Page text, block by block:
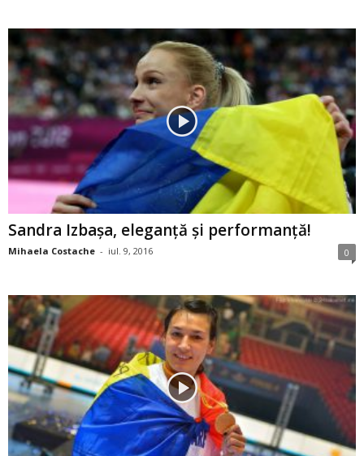
Sandra Izbaşa, eleganţă şi performanţă!
Mihaela Costache - iul. 9, 2016 0